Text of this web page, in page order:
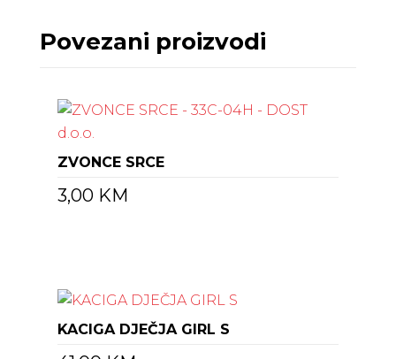
Povezani proizvodi
ZVONCE SRCE
3,00 KM
KACIGA DJEČJA GIRL S